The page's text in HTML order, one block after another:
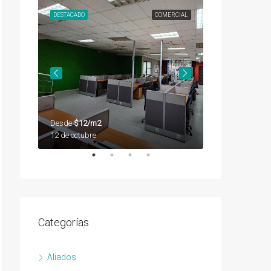
COMERCIAL
DESTACADO
Desde$12/m2
12 de octubre
Categorías
Aliados